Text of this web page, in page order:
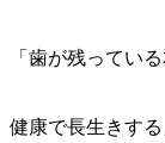
「歯が残ってい
健康で長生きす